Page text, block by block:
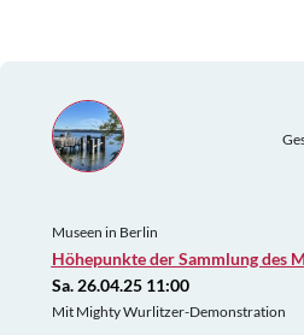
Museen in Berlin
Höhepunkte der Sammlung des
Sa. 26.04.25 11:00
Mit Mighty Wurlitzer-Demonstration